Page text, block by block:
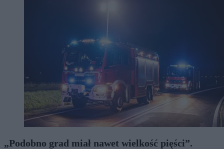
„Podobno grad miał nawet wielkość pięści”.